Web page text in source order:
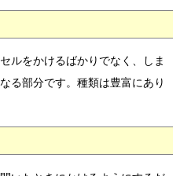
ルをかけるばかりでなく、しま
る部分です。種類は豊富にあり